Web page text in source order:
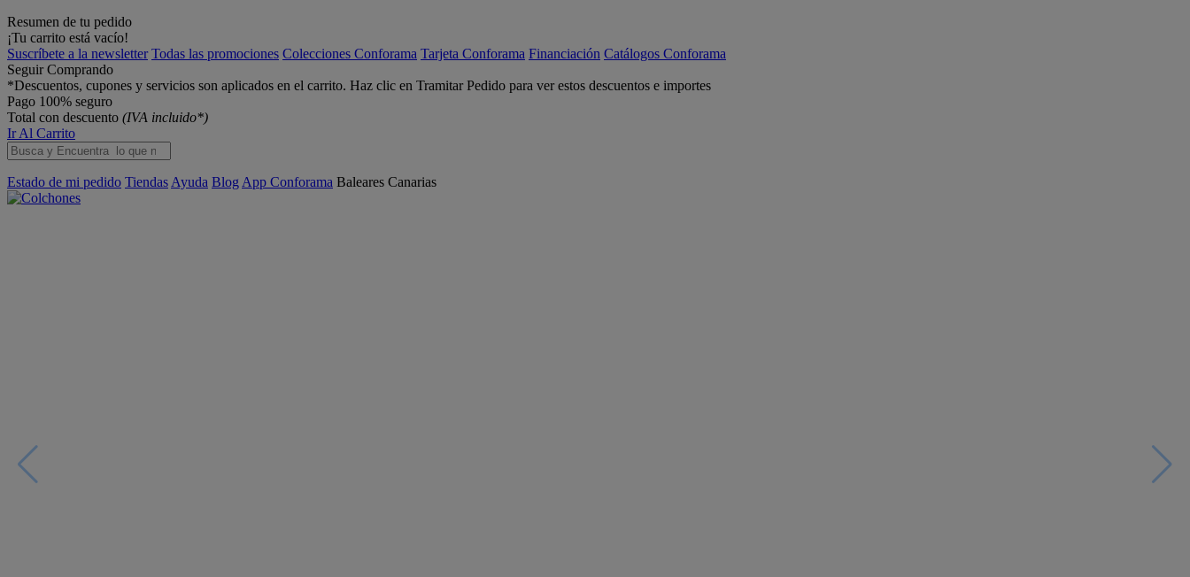
Resumen de tu pedido
¡Tu carrito está vacío!
Suscríbete a la newsletter Todas las promociones Colecciones Conforama Tarjeta Conforama Financiación Catálogos Conforama
Seguir Comprando
*Descuentos, cupones y servicios son aplicados en el carrito. Haz clic en Tramitar Pedido para ver estos descuentos e importes
Pago 100% seguro
Total con descuento (IVA incluido*)
Ir Al Carrito
Estado de mi pedido Tiendas Ayuda Blog App Conforama Baleares Canarias